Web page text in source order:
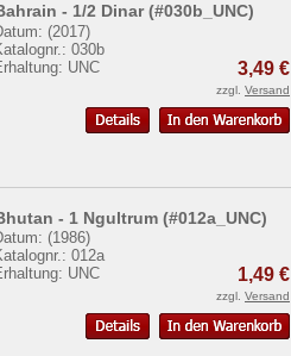
- 1/2 Dinar (#030b_UNC)
(2017)
030b
UNC
3,49 €
zzgl. Versand
- 1 Ngultrum (#012a_UNC)
(1986)
012a
UNC
1,49 €
zzgl. Versand